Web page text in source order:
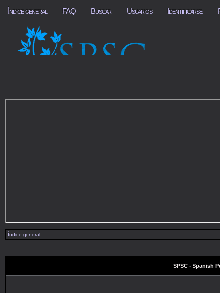
Índice general FAQ Buscar Usuarios Identificarse
Índice general
SPSC - Spanish